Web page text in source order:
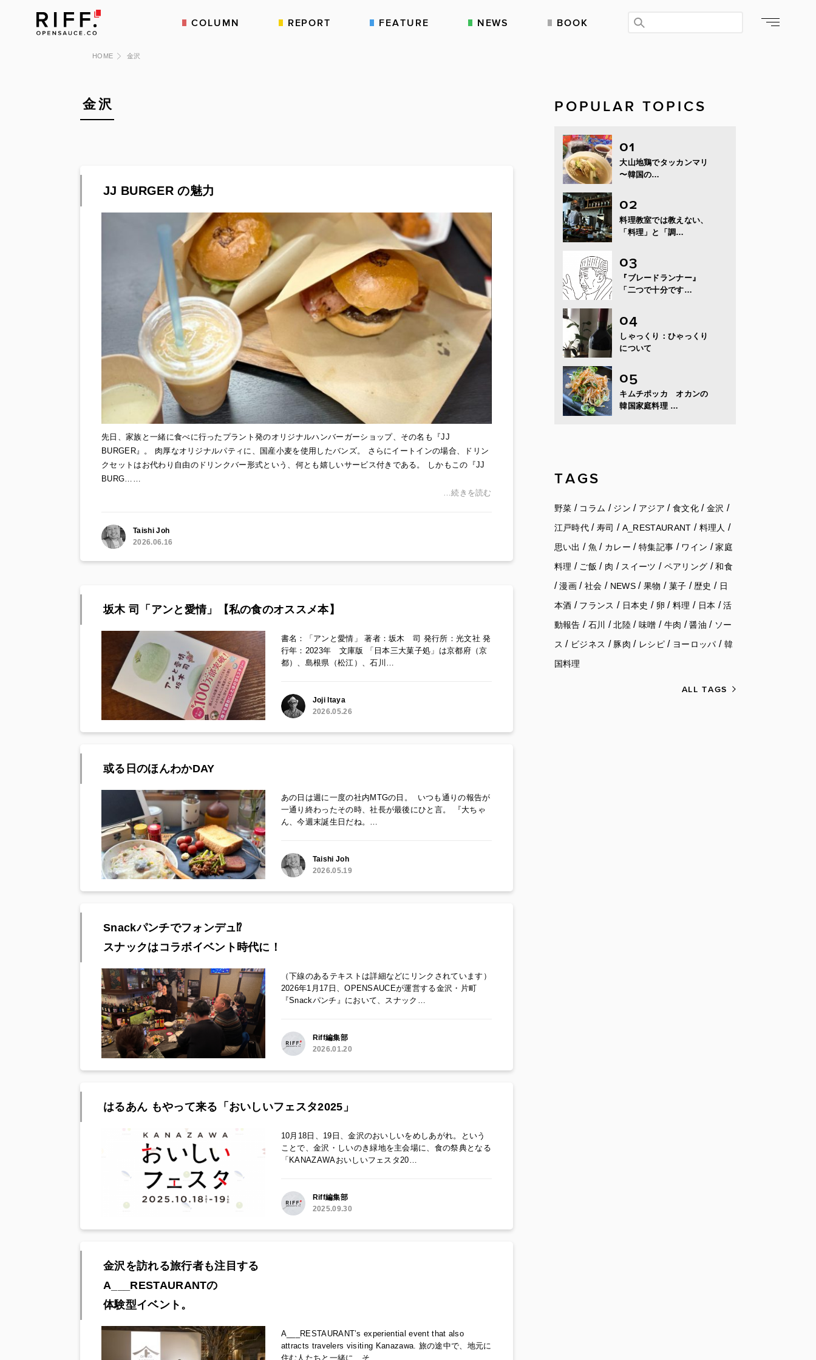
COLUMN REPORT FEATURE NEWS BOOK
HOME 金沢
金沢
JJ BURGER の魅力
先日、家族と一緒に食べに行ったプラント発のオリジナルハンバーガーショップ、その名も『JJ
BURGER』。 肉厚なオリジナルパティに、国産小麦を使用したバンズ。 さらにイートインの場合、ドリン
クセットはお代わり自由のドリンクバー形式という、何とも嬉しいサービス付きである。 しかもこの『JJ
BURG……
…続きを読む
Taishi Joh
2026.06.16
坂木 司「アンと愛情」【私の食のオススメ本】
書名：「アンと愛情」 著者：坂木 司 発行所：光文社 発
行年：2023年 文庫版 「日本三大菓子処」は京都府（京
都）、島根県（松江）、石川…
Joji Itaya
2026.05.26
或る日のほんわかDAY
あの日は週に一度の社内MTGの日。 いつも通りの報告が
一通り終わったその時、社長が最後にひと言。 『大ちゃ
ん、今週末誕生日だね。…
Taishi Joh
2026.05.19
Snackパンチでフォンデュ⁉︎
スナックはコラボイベント時代に！
（下線のあるテキストは詳細などにリンクされています）
2026年1月17日、OPENSAUCEが運営する金沢・片町
『Snackパンチ』において、スナック…
Riff編集部
2026.01.20
はるあん もやって来る「おいしいフェスタ2025」
10月18日、19日、金沢のおいしいをめしあがれ。という
ことで、金沢・しいのき緑地を主会場に、食の祭典となる
「KANAZAWAおいしいフェスタ20…
Riff編集部
2025.09.30
金沢を訪れる旅行者も注目する
A___RESTAURANTの
体験型イベント。
A___RESTAURANT’s experiential event that also
attracts travelers visiting Kanazawa. 旅の途中で、地元に
住む人たちと一緒に、そ…
POPULAR TOPICS
大山地鶏でタッカンマリ
〜韓国の…
料理教室では教えない、
「料理」と「調…
『ブレードランナー』
「二つで十分です…
しゃっくり：ひゃっくり
について
キムチポッカ オカンの
韓国家庭料理 …
TAGS
野菜 / コラム / ジン / アジア / 食文化/ 金沢 /
江戸時代 /寿司 / A_RESTAURANT / 料理人 /
思い出 / 魚 / カレー /特集記事 / ワイン /家庭
料理 / ご飯 / 肉 / スイーツ / ペアリング /和食
/漫画 /社会 / NEWS/ 果物 / 菓子 / 歴史 / 日
本酒 / フランス / 日本史 / 卵 / 料理 / 日本 /活
動報告 / 石川 /北陸 / 味噌 / 牛肉 /醤油 / ソー
ス / ビジネス / 豚肉 / レシピ/ ヨーロッパ / 韓
国料理
ALL TAGS